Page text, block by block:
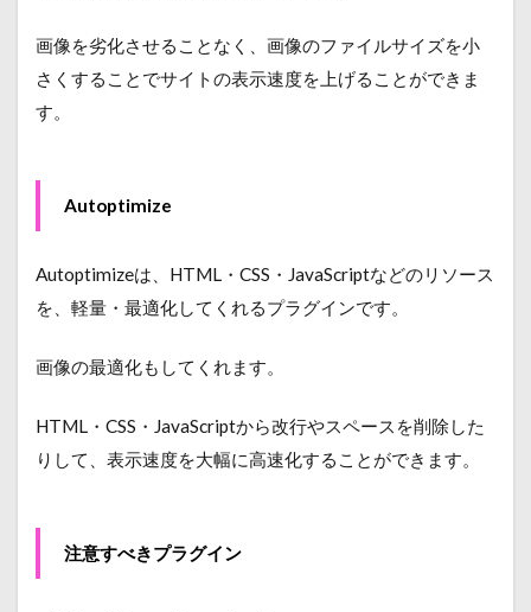
画像を劣化させることなく、画像のファイルサイズを小
さくすることでサイトの表示速度を上げることができま
す。
Autoptimize
Autoptimizeは、HTML・CSS・JavaScriptなどのリソース
を、軽量・最適化してくれるプラグインです。
画像の最適化もしてくれます。
HTML・CSS・JavaScriptから改行やスペースを削除した
りして、表示速度を大幅に高速化することができます。
注意すべきプラグイン